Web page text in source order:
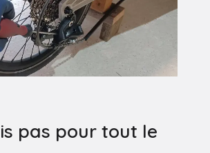
pas pour tout le